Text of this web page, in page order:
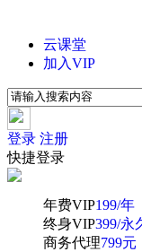
云课堂
加入VIP
登录 注册
快捷登录
年费VIP199/年
终身VIP399/永
商务代理799元